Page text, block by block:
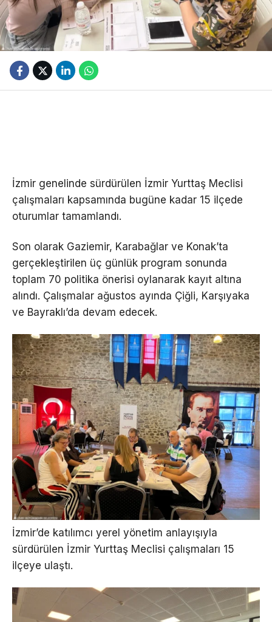
İzmir genelinde sürdürülen İzmir Yurttaş Meclisi
çalışmaları kapsamında bugüne kadar 15 ilçede
oturumlar tamamlandı.
Son olarak Gaziemir, Karabağlar ve Konak’ta
gerçekleştirilen üç günlük program sonunda
toplam 70 politika önerisi oylanarak kayıt altına
alındı. Çalışmalar ağustos ayında Çiğli, Karşıyaka
ve Bayraklı’da devam edecek.
İzmir’de katılımcı yerel yönetim anlayışıyla
sürdürülen İzmir Yurttaş Meclisi çalışmaları 15
ilçeye ulaştı.